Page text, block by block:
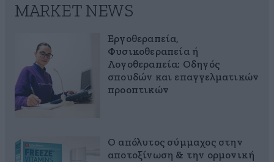
MARKET NEWS
Εργοθεραπεία,
Φυσικοθεραπεία ή
Λογοθεραπεία; Οδηγός
σπουδών και επαγγελματικών
προοπτικών
Ο απόλυτος σύμμαχος στην
αποτοξίνωση & την ορμονική